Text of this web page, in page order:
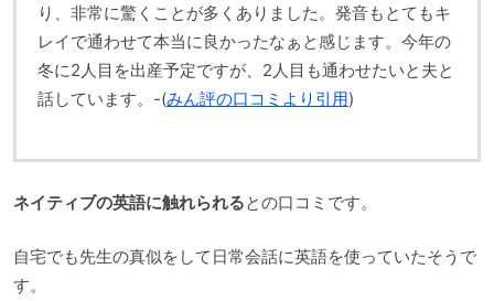
り、非常に驚くことが多くありました。発音もとてもキ
レイで通わせて本当に良かったなぁと感じます。今年の
冬に2人目を出産予定ですが、2人目も通わせたいと夫と
話しています。-(みん評の口コミより引用)
ネイティブの英語に触れられるとの口コミです。
自宅でも先生の真似をして日常会話に英語を使っていたそうで
す。